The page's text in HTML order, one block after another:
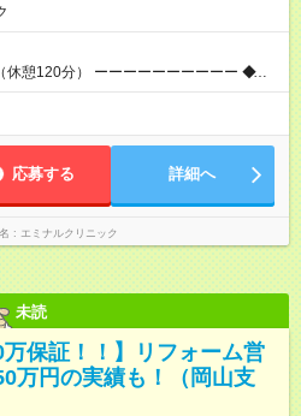
：月給 240,000円以上 上記額にはみなし
過分は全額支給いたします。 みなし残
し残業時間 23時間／月
ーーーーーーーー ◆残
◆ ーーーーーーーーーー 始業時間は10時
ラッシュの中出社する大変さはありま
す。
応募する 詳細へ
エミナルクリニック
未読
万保証！！】リフォーム営
万円の実績も！（岡山支